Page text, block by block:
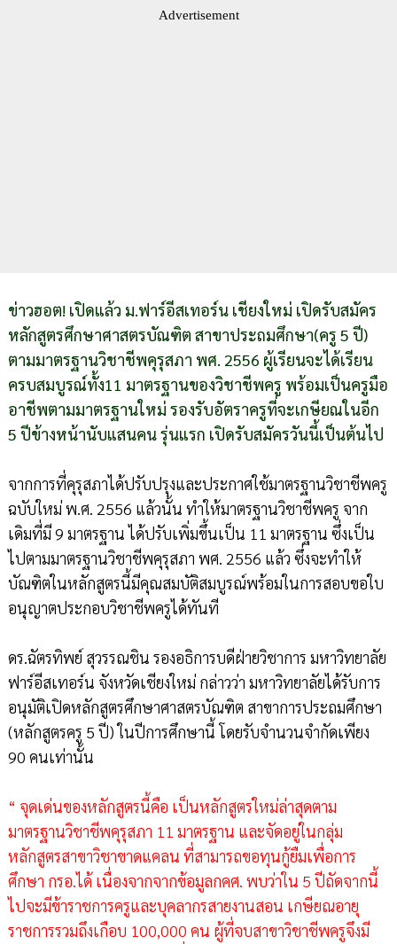
Advertisement
ข่าวฮอต! เปิดแล้ว ม.ฟาร์อีสเทอร์น เชียงใหม่ เปิดรับสมัคร
หลักสูตรศึกษาศาสตรบัณฑิต สาขาประถมศึกษา(ครู 5 ปี)
ตามมาตรฐานวิชาชีพคุรุสภา พศ. 2556 ผู้เรียนจะได้เรียน
ครบสมบูรณ์ทั้ง11 มาตรฐานของวิชาชีพครู พร้อมเป็นครูมือ
อาชีพตามมาตรฐานใหม่ รองรับอัตราครูที่จะเกษียณในอีก
5 ปีข้างหน้านับแสนคน รุ่นแรก เปิดรับสมัครวันนี้เป็นต้นไป
จากการที่คุรุสภาได้ปรับปรุงและประกาศใช้มาตรฐานวิชาชีพครู
ฉบับใหม่ พ.ศ. 2556 แล้วนั้น ทำให้มาตรฐานวิชาชีพครู จาก
เดิมที่มี 9 มาตรฐาน ได้ปรับเพิ่มขึ้นเป็น 11 มาตรฐาน ซึ่งเป็น
ไปตามมาตรฐานวิชาชีพคุรุสภา พศ. 2556 แล้ว ซึ่งจะทำให้
บัณฑิตในหลักสูตรนี้มีคุณสมบัติสมบูรณ์พร้อมในการสอบขอใบ
อนุญาตประกอบวิชาชีพครูได้ทันที
ดร.ฉัตรทิพย์ สุวรรณชิน รองอธิการบดีฝ่ายวิชาการ มหาวิทยาลัย
ฟาร์อีสเทอร์น จังหวัดเชียงใหม่ กล่าวว่า มหาวิทยาลัยได้รับการ
อนุมัติเปิดหลักสูตรศึกษาศาสตรบัณฑิต สาขาการประถมศึกษา
(หลักสูตรครู 5 ปี) ในปีการศึกษานี้ โดยรับจำนวนจำกัดเพียง
90 คนเท่านั้น
“ จุดเด่นของหลักสูตรนี้คือ เป็นหลักสูตรใหม่ล่าสุดตาม
มาตรฐานวิชาชีพคุรุสภา 11 มาตรฐาน และจัดอยู่ในกลุ่ม
หลักสูตรสาขาวิชาขาดแคลน ที่สามารถขอทุนกู้ยืมเพื่อการ
ศึกษา กรอ.ได้ เนื่องจากจากข้อมูลกคศ. พบว่าใน 5 ปีถัดจากนี้
ไปจะมีข้าราชการครูและบุคลากรสายงานสอน เกษียณอายุ
ราชการรวมถึงเกือบ 100,000 คน ผู้ที่จบสาขาวิชาชีพครูจึงมี